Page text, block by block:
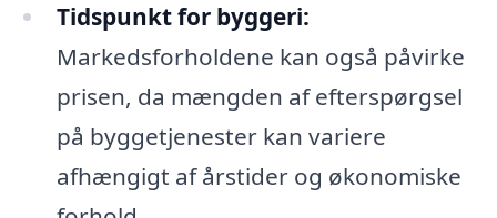
Tidspunkt for byggeri:
Markedsforholdene kan også påvirke
prisen, da mængden af efterspørgsel
på byggetjenester kan variere
afhængigt af årstider og økonomiske